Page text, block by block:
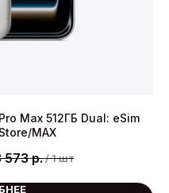
Max 512ГБ Dual: eSim
MAX
573 р. / 1 шт